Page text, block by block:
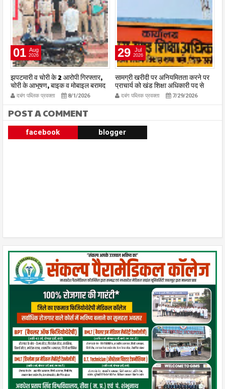
01 Aug
2026
झपटमारी व चोरी के 2 आरोपी गिरफ्तार,
चोरी के आभूषण, बाइक व मोबाइल बरामद
दबंग पब्लिक प्रवक्ता 8/1/2026
29 Jul
2026
सामग्री खरीदी पर अनियमितता करने पर
प्राचार्य को खंड शिक्षा अधिकारी पद से
हटाया
दबंग पब्लिक प्रवक्ता 7/29/2026
POST A COMMENT
facebook blogger